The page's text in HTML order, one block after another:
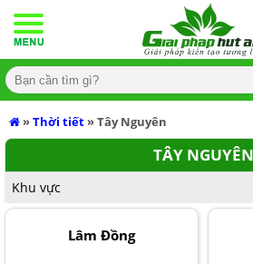
TRANG CHỦ
GIỚI THIỆU
SẢN PHẨM
Sản phẩm
MÁY HÚT ẨM
Máy hút ẩm
MÁY HÚT ẨM KOSMEN
MÁY HÚT ẨM DÂN DỤNG
MÁY HÚT ẨM CÔNG NGHIỆP
TỦ CHỐNG ẨM
Tủ chống ẩm
TỦ CHỐNG ẨM NIKATEI
TỦ CHỐNG ẨM FUJIE
ĐIỀU HÒA DI ĐỘNG
Điều hòa di động
ĐIỀU HÒA DI ĐỘNG FUJIE
MÁY LỌC KHÔNG KHÍ
Máy lọc không khí
MÁY HÚT ẨM
Máy hút ẩm
MÁY HÚT ẨM KOSMEN
MÁY HÚT ẨM DÂN DỤNG
MÁY HÚT ẨM CÔNG NGHIỆP
ĐỐI TÁC
Đối tác
MIỀN NAM
TIN TỨC
Tin tức
»Thời tiết»Tây Nguyên
TÂY NGUYÊN
Khu vực
Lâm Đồng